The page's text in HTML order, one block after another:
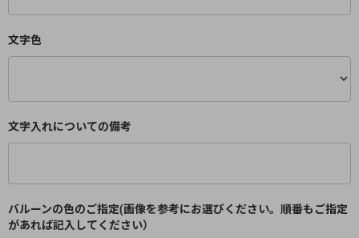
文字色
文字入れについての備考
バルーンの色のご指定(画像を参考にお選びください。順番もご指定
があれば記入してください）